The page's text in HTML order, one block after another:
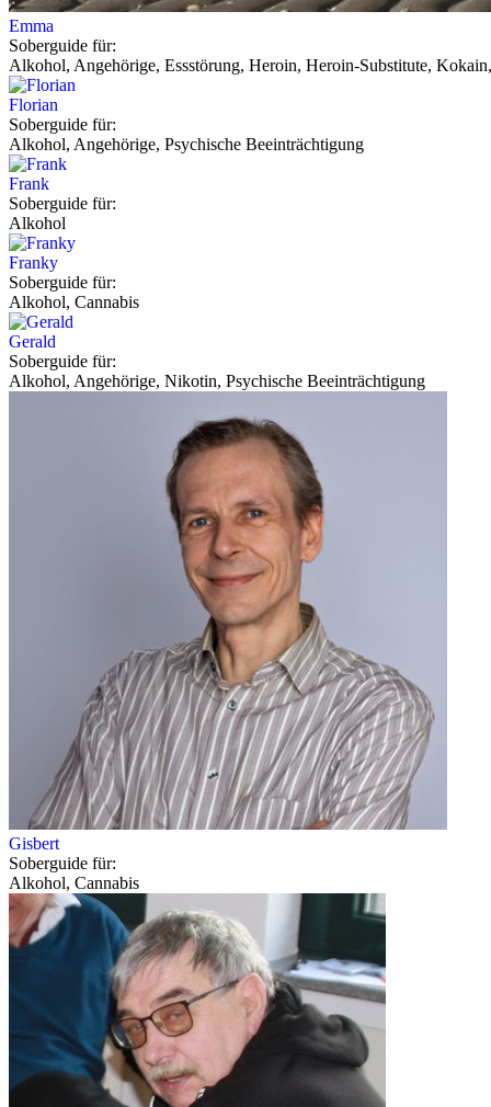
Emma
Soberguide für:
Alkohol, Angehörige, Essstörung, Heroin, Heroin-Substitute,
Florian
Soberguide für:
Alkohol, Angehörige, Psychische Beeinträchtigung
Frank
Soberguide für:
Alkohol
Franky
Soberguide für:
Alkohol, Cannabis
Gerald
Soberguide für:
Alkohol, Angehörige, Nikotin, Psychische Beeinträchtigung
Gisbert
Soberguide für:
Alkohol, Cannabis